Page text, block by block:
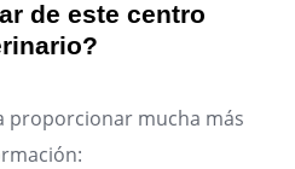
de este centro
proporcionar mucha más